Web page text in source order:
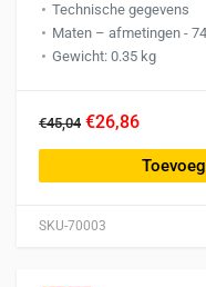
SKU-70003
Technische gegevens
Maten – afmetingen -
Gewicht: 0.35 kg
€45,04 €26,86